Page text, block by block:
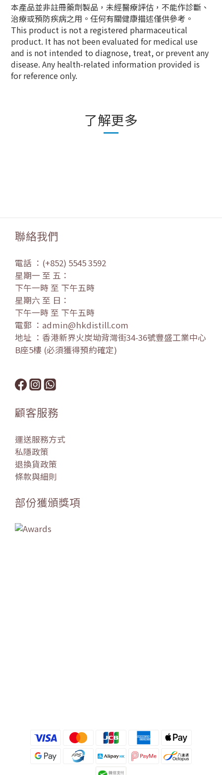
本產品並非註冊藥劑製品，未經醫療評估，不能作診斷、
治療或預防疾病之用。任何有關健康描述僅供參考。
This product is not a registered pharmaceutical
product. It has not been evaluated for medical use
and is not intended to diagnose, treat, or prevent any
disease. Any health-related information provided is
for reference only.
了解更多
聯絡我們
電話 ：(+852) 5545 3592
星期一 至 五：
下午一時 至 下午五時
星期六 至 日：
下午一時 至 下午五時
電郵 ：admin@hkdistill.com
地址 ：香港新界火炭坳背灣街34-36號豐盛工業中心
B座5樓 (必須獲得預約確定)
顧客服務
運送服務方式
私隱政策
退換貨政策
條款與細則
部份獲頒獎項